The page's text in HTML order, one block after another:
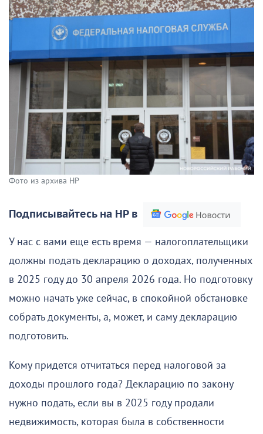
Фото из архива НР
Подписывайтесь на НР в
У нас с вами еще есть время — налогоплательщики
должны подать декларацию о доходах, полученных
в 2025 году до 30 апреля 2026 года. Но подготовку
можно начать уже сейчас, в спокойной обстановке
собрать документы, а, может, и саму декларацию
подготовить.
Кому придется отчитаться перед налоговой за
доходы прошлого года? Декларацию по закону
нужно подать, если вы в 2025 году продали
недвижимость, которая была в собственности